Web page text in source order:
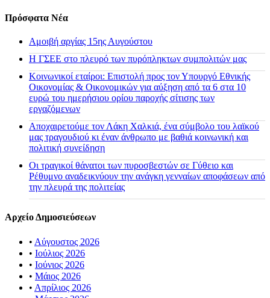
Πρόσφατα Νέα
Αμοιβή αργίας 15ης Αυγούστου
H ΓΣΕΕ στο πλευρό των πυρόπληκτων συμπολιτών μας
Κοινωνικοί εταίροι: Επιστολή προς τον Υπουργό Εθνικής
Οικονομίας & Οικονομικών για αύξηση από τα 6 στα 10
ευρώ του ημερήσιου ορίου παροχής σίτισης των
εργαζόμενων
Αποχαιρετούμε τον Λάκη Χαλκιά, ένα σύμβολο του λαϊκού
μας τραγουδιού κι έναν άνθρωπο με βαθιά κοινωνική και
πολιτική συνείδηση
Οι τραγικοί θάνατοι των πυροσβεστών σε Γύθειο και
Ρέθυμνο αναδεικνύουν την ανάγκη γενναίων αποφάσεων από
την πλευρά της πολιτείας
Αρχείο Δημοσιεύσεων
• Αύγουστος 2026
• Ιούλιος 2026
• Ιούνιος 2026
• Μάιος 2026
• Απρίλιος 2026